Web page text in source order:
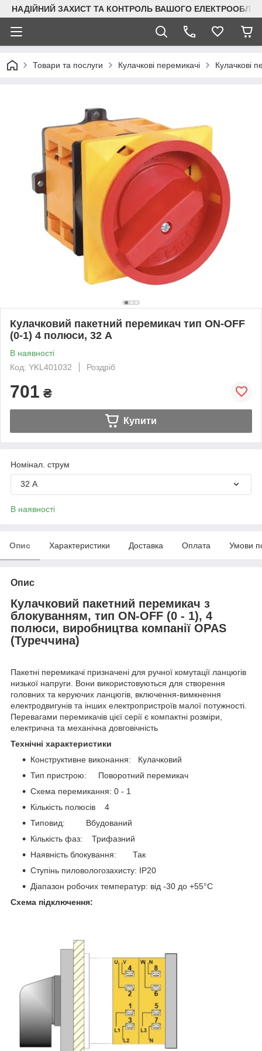
НАДІЙНИЙ ЗАХИСТ ТА КОНТРОЛЬ ВАШОГО
Товари та послуги Кулачкові перемикачі Кулачкові
Кулачковий пакетний перемикач тип ON-OFF
(0-1) 4 полюси, 32 А
В наявності
Код: YKL401032
Роздріб
701 ₴
Купити
Номінал. струм
32 А
В наявності
Опис Характеристики Доставка Оплата Умови
Опис
Кулачковий пакетний перемикач з
блокуванням, тип ON-OFF (0 - 1), 4
полюси, виробництва компанії OPAS
(Туреччина)
Пакетні перемикачі призначені для ручної комутації ланцюгів
низької напруги. Вони використовуються для створення
головних та керуючих ланцюгів, включення-вимкнення
електродвигунів та інших електропристроїв малої потужності.
Перевагами перемикачів цієї серії є компактні розміри,
електрична та механічна довговічність
Технічні характеристики
Конструктивне виконання: Кулачковий
Тип пристрою: Поворотний перемикач
Схема перемикання: 0 - 1
Кількість полюсів 4
Типовид: Вбудований
Кількість фаз: Трифазний
Наявність блокування: Так
Ступінь пиловологозахисту: IP20
Діапазон робочих температур: від -30 до +55°С
Схема підключення: